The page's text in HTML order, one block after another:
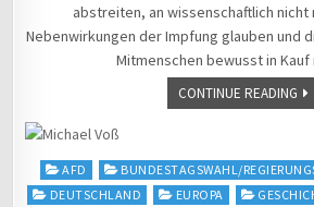
abstreiten, an wissenschaftlich nicht
Nebenwirkungen der Impfung glauben und
Mitmenschen bewusst in Kauf
CONTINUE READING
Posted
in
AFD BUNDESTAGSWAHL/
DEUTSCHLAND
EUROPA